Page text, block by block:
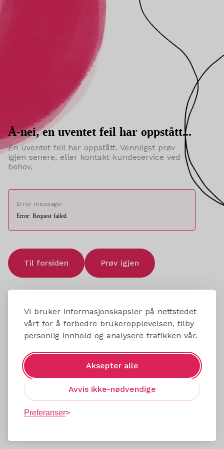
Vi bruker informasjonskapsler på nettstedet
vårt for å forbedre brukeropplevelsen, tilby
personlig innhold og analysere trafikken vår.
Aksepter alle
Avvis ikke-nødvendige
Preferanser
Å-nei, en uventet feil har oppstått...
En uventet feil har oppstått. Vennligst prøv
igjen senere, eller kontakt kundeservice ved
behov.
Error message:
Error: Request failed
Til forsiden Prøv igjen